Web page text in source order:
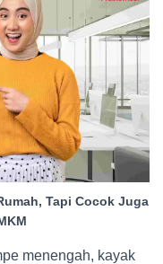
Tapi Cocok Juga
menengah, kayak